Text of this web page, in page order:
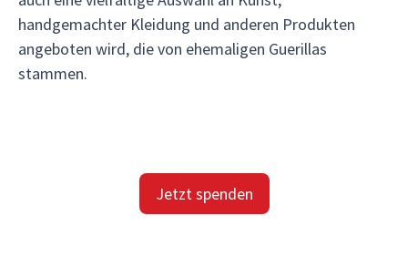
handgemachter Kleidung und anderen Produkten
angeboten wird, die von ehemaligen Guerillas
stammen.
Jetzt spenden